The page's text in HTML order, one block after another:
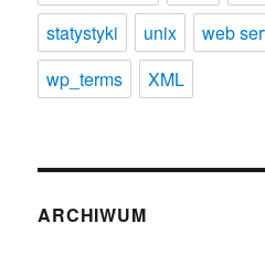
statystyki
unix web
wp_terms
XML
ARCHIWUM